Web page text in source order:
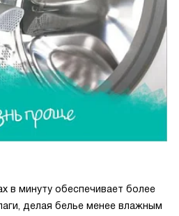
в минуту обеспечивает более
делая белье менее влажным